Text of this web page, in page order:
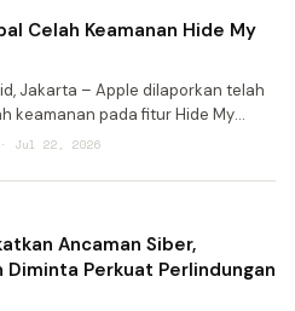
Celah Keamanan Hide My
Jakarta – Apple dilaporkan telah
keamanan pada fitur Hide My
untuk pelanggan iCloud+,
alamat em
Jul 22, 2026
Ancaman Siber,
Diminta Perkuat Perlindungan